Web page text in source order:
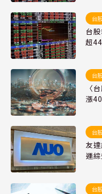
台
台
超
台
〈
漲
台
友
運
台